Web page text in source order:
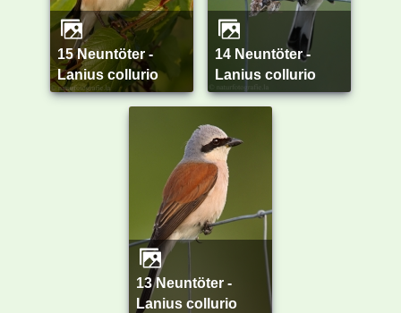
15 Neuntöter -
Lanius collurio
14 Neuntöter -
Lanius collurio
13 Neuntöter -
Lanius collurio